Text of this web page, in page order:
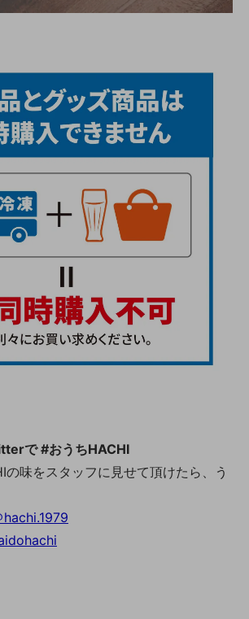
で #おうちHACHI
の味をスタッフに見せて頂けたら、う
hachi.1979